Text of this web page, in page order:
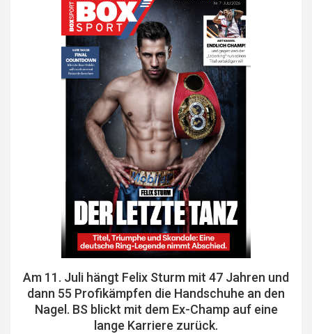
Am 11. Juli hängt Felix Sturm mit 47 Jahren und
dann 55 Profikämpfen die Handschuhe an den
Nagel. BS blickt mit dem Ex-Champ auf eine
lange Karriere zurück.